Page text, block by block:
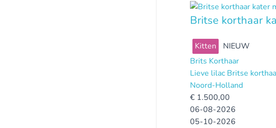
Britse korthaar
Kitten
NIEUW
Brits Korthaar
Lieve lilac Britse
Noord-Holland
€ 1.500,00
06-08-2026
05-10-2026